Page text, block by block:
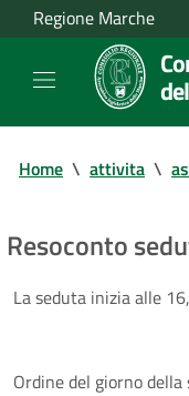
Regione Marche
Home \ attivita \
Resoconto
La seduta inizia alle
Ordine del giorno della